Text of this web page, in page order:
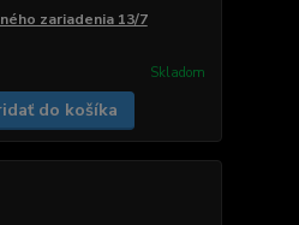
zariadenia 13/7
Skladom
do košíka